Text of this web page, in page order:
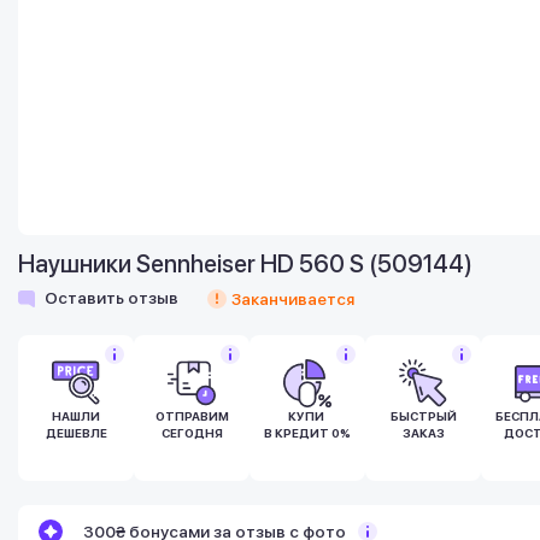
Наушники Sennheiser HD 560 S (509144)
Оставить отзыв Заканчивается
НАШЛИ
ДЕШЕВЛЕ
ОТПРАВИМ
СЕГОДНЯ
КУПИ
В КРЕДИТ 0%
БЫСТРЫЙ
ЗАКАЗ
300₴ бонусами за отзыв с фото
дней после покупки.